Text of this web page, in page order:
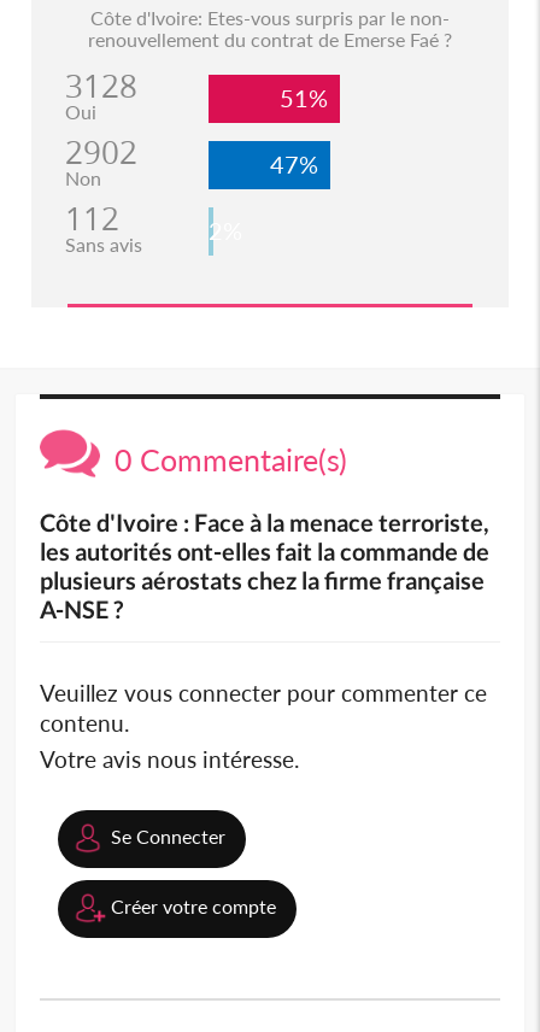
Côte d'Ivoire: Etes-vous surpris par le non-
renouvellement du contrat de Emerse Faé ?
3128
Oui 51%
2902
Non 47%
112
Sans avis 2%
0 Commentaire(s)
Côte d'Ivoire : Face à la menace terroriste,
les autorités ont-elles fait la commande de
plusieurs aérostats chez la firme française
A-NSE ?
Veuillez vous connecter pour commenter ce
contenu.
Votre avis nous intéresse.
Se Connecter
Créer votre compte